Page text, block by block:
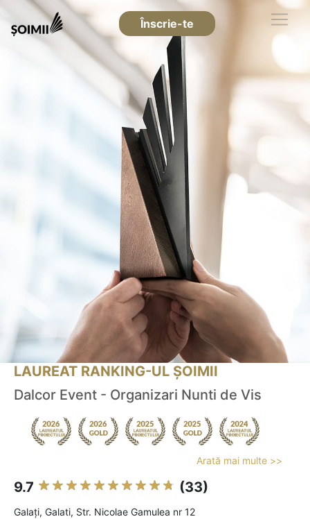
Înscrie-te
LAUREAT RANKING-UL ȘOIMII
Dalcor Event - Organizari Nunti de Vis
Arată mai multe >>
9.7 (33)
Galaţi, Galati, Str. Nicolae Gamulea nr 12